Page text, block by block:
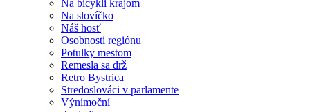
Na bicykli krajom
Na slovíčko
Náš hosť
Osobnosti regiónu
Potulky mestom
Remesla sa drž
Retro Bystrica
Stredoslováci v parlamente
Výnimoční